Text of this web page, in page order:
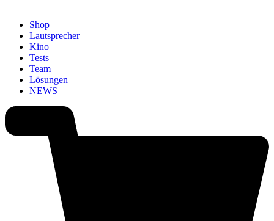
Shop
Lautsprecher
Kino
Tests
Team
Lösungen
NEWS